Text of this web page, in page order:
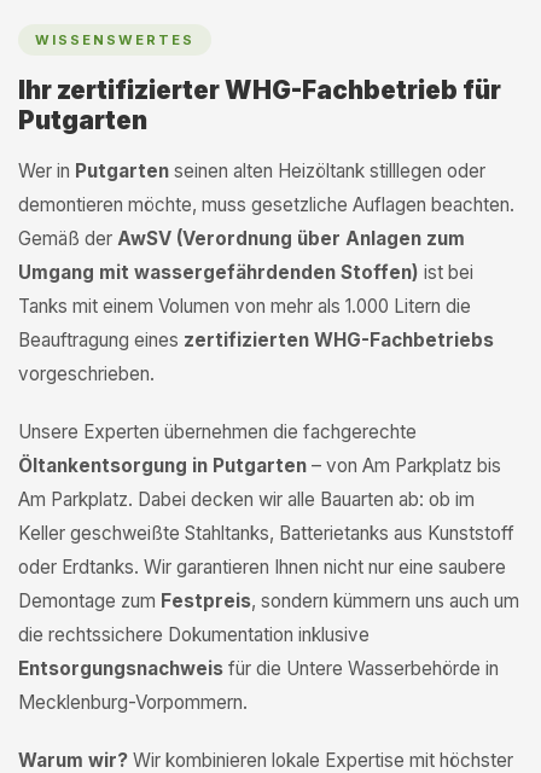
WISSENSWERTES
Ihr zertifizierter WHG-Fachbetrieb für
Putgarten
Wer in Putgarten seinen alten Heizöltank stilllegen oder
demontieren möchte, muss gesetzliche Auflagen beachten.
Gemäß der AwSV (Verordnung über Anlagen zum
Umgang mit wassergefährdenden Stoffen) ist bei
Tanks mit einem Volumen von mehr als 1.000 Litern die
Beauftragung eines zertifizierten WHG-Fachbetriebs
vorgeschrieben.
Unsere Experten übernehmen die fachgerechte
Öltankentsorgung in Putgarten – von Am Parkplatz bis
Am Parkplatz. Dabei decken wir alle Bauarten ab: ob im
Keller geschweißte Stahltanks, Batterietanks aus Kunststoff
oder Erdtanks. Wir garantieren Ihnen nicht nur eine saubere
Demontage zum Festpreis, sondern kümmern uns auch um
die rechtssichere Dokumentation inklusive
Entsorgungsnachweis für die Untere Wasserbehörde in
Mecklenburg-Vorpommern.
Warum wir? Wir kombinieren lokale Expertise mit höchster